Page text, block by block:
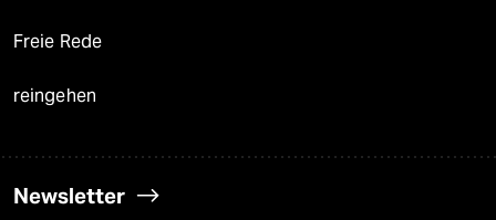
Freie Rede
reingehen
Newsletter